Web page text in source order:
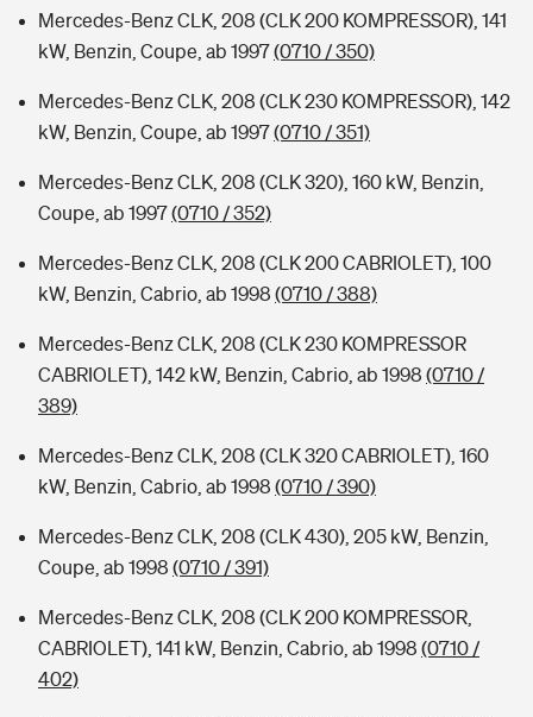
Tools
Kinderunfall-Check: Mehr Sicherheit für deine Kids
Sie haben Fragen?
Mercedes-Benz CLK, 208 (CLK 200 KOMPRESSOR), 141
kW, Benzin, Coupe, ab 1997(0710 / 350)
Mercedes-Benz CLK, 208 (CLK 230 KOMPRESSOR), 142
kW, Benzin, Coupe, ab 1997(0710 / 351)
Mercedes-Benz CLK, 208 (CLK 320), 160 kW, Benzin,
Coupe, ab 1997(0710 / 352)
Mercedes-Benz CLK, 208 (CLK 200 CABRIOLET), 100
kW, Benzin, Cabrio, ab 1998 (0710 / 388)
Mercedes-Benz CLK, 208 (CLK 230 KOMPRESSOR
CABRIOLET), 142 kW, Benzin, Cabrio, ab 1998 (0710 /
389)
Mercedes-Benz CLK, 208 (CLK 320 CABRIOLET), 160
kW, Benzin, Cabrio, ab 1998 (0710 / 390)
Mercedes-Benz CLK, 208 (CLK 430), 205 kW, Benzin,
Coupe, ab 1998 (0710 / 391)
Mercedes-Benz CLK, 208 (CLK 200 KOMPRESSOR,
CABRIOLET), 141 kW, Benzin, Cabrio, ab 1998 (0710 /
402)